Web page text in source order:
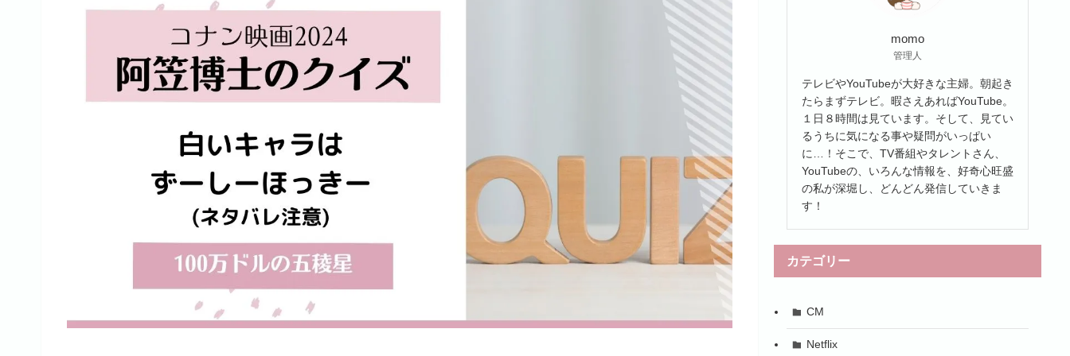
momo
管理人
テレビやYouTubeが大好きな主婦。朝起き
たらまずテレビ。暇さえあればYouTube。
１日８時間は見ています。そして、見てい
るうちに気になる事や疑問がいっぱい
に…！そこで、TV番組やタレントさん、
YouTubeの、いろんな情報を、好奇心旺盛
の私が深堀し、どんどん発信していきま
す！
カテゴリー
CM
Netflix